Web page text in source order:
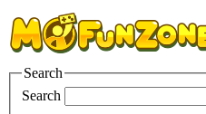
Search
Search